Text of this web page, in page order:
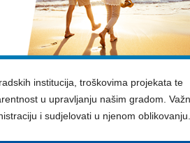
institucija, troškovima projekata te
u upravljanju našim gradom.
i sudjelovati u njenom oblikovanju.